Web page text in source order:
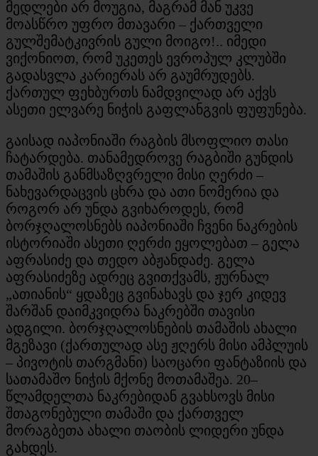
მედლები არ მოუგია, მაგრამ მან უკვე
მოასწრო უფრო მთავარი – ქართველი
გულშემატკივრის გული მოიგო!.. იმედი
ვიქონიოთ, რომ უკეთეს ევროპულ კლუბში
გადასვლა კარიერას არ გაუმრუდებს.
ქართულ ფეხბურთს ნამდვილად არ აქვს
ასეთი ელვარე ნიჭის გაფლანგვის ფუფუნება.
გაისად იაპონიაში რაგბის მსოფლიო თასი
ჩატარდება. თანამედროვე რაგბიში გუნდის
თამაშის განმსაზღვრელი მისი ღერძი –
ნახევარდაცვის ცხრა და ათი ნომერია და
როგორ არ უნდა გვიხაროდეს, რომ
ბორჯღალოსნებს იაპონიაში ჩვენი ნაკრების
ისტორიაში ასეთი ღერძი ეყოლებათ – გელა
აფრასიძე და თედო აბჟანდაძე. გელა
აფრასიძეზე ადრეც გვითქვამს, ჟურნალ
„ათიანის“ ყდაზეც გვინახავს და ჯერ კიდევ
შარშან დაიმკვიდრა ნაკრებში თავისი
ადგილი. ბორჯღალოსნების თამაშის ახალი
მგეზავი (ქართულად ასე ჟღერს მისი ამპლუის
– პივოტის თარგმანი) საოცარი ფანტაზიის და
სათამაშო ნიჭის მქონე მოთამაშეა. 20–
წლამდელთა ნაკრებიდან გვახსოვს მისი
შთაგონებული თამაში და ქართველ
მორაგბეთა ახალი თაობის ლიდერი უნდა
გახდეს.